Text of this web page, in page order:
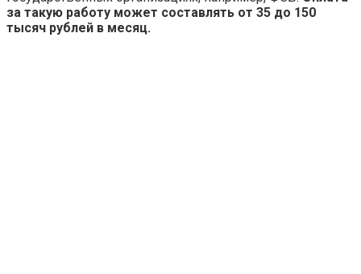
за такую работу может составлять от 35 до 150
тысяч рублей в месяц.